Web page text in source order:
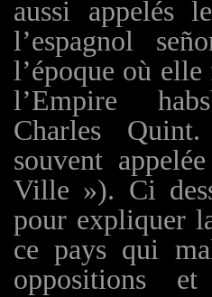
aussi appelés
l’espagnol
l’époque où
l’Empire
Charles
souvent
Ville »). Ci
pour expliquer
ce pays qui
oppositions et